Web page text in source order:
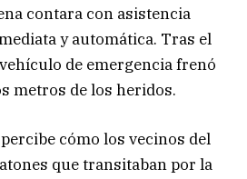
contara con asistencia
y automática. Tras el
de emergencia frenó
metros de los heridos.
cómo los vecinos del
que transitaban por la